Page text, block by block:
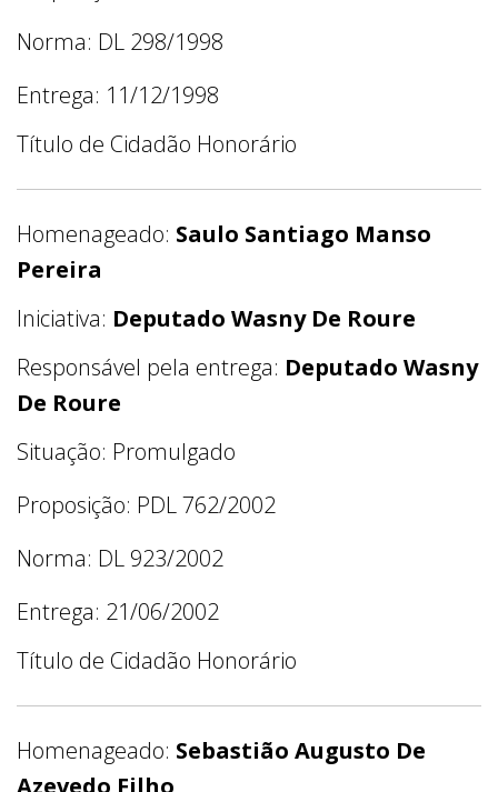
Norma: DL 298/1998
Entrega: 11/12/1998
Título de Cidadão Honorário
Homenageado: Saulo Santiago Manso
Pereira
Iniciativa: Deputado Wasny De Roure
Responsável pela entrega: Deputado Wasny
De Roure
Situação: Promulgado
Proposição: PDL 762/2002
Norma: DL 923/2002
Entrega: 21/06/2002
Título de Cidadão Honorário
Homenageado: Sebastião Augusto De
Azevedo Filho